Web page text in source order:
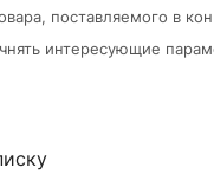
поставляемого в
интересующие